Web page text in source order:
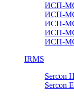
ИСП-МС
ИСП-МС
ИСП-МС
ИСП-МС
ИСП-МС
IRMS
Sercon
Sercon